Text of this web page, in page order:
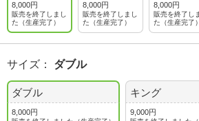
8,000円
販売を終了しまし
た（生産完了）
8,000円
販売を終了しまし
た（生産完了）
8,000円
販売を終了し
た（生産完了）
サイズ ： ダブル
ダブル
8,000円
キング
9,000円